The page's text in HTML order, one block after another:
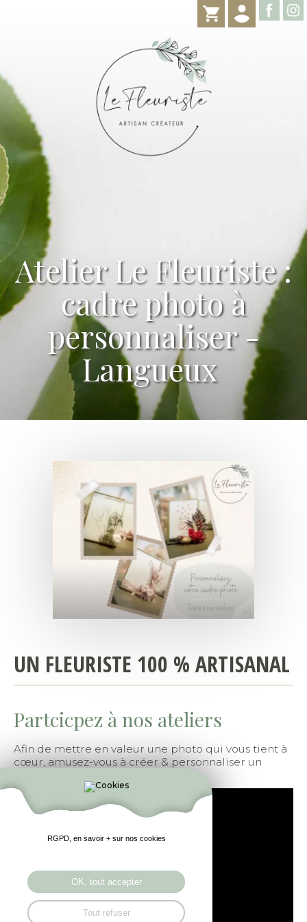
Atelier Le Fleuriste :
cadre photo à
personnaliser -
Langueux
UN FLEURISTE 100 % ARTISANAL
Partcicpez à nos ateliers
Afin de mettre en valeur une photo qui vous tient à
cœur, amusez-vous à créer & personnaliser un
RGPD, en savoir + sur nos cookies
OK, tout accepter
Tout refuser